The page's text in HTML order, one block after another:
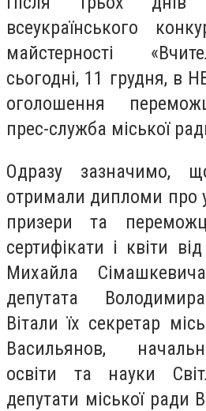
всеукраїнського
майстерності
сьогодні, 11 грудня, в
оголошення
прес-служба міської
Одразу зазначимо,
отримали дипломи про
призери та
сертифікати і квіти
Михайла
депутата
Вітали їх секретар
Васильянов,
освіти та науки
депутати міської ради